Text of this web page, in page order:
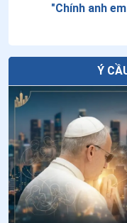
"Chính anh
Ý
-